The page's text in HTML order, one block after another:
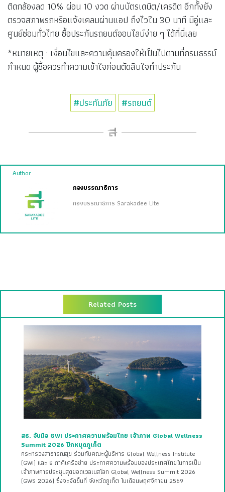
ติดกล้องลด 10% ผ่อน 10 งวด ผ่านบัตรเดบิต/เครดิต อีกทั้งยัง
ตรวจสภาพรถหรือแจ้งเคลมผ่านแอป ถึงไวใน 30 นาที มีอู่และ
ศูนย์ซ่อมทั่วไทย ซื้อประกันรถยนต์ออนไลน์ง่าย ๆ ได้ที่นี่เลย
*หมายเหตุ : เงื่อนไขและความคุ้มครองให้เป็นไปตามที่กรมธรรม์
กำหนด ผู้ซื้อควรทำความเข้าใจก่อนตัดสินใจทำประกัน
#ประกันภัย #รถยนต์
Author
กองบรรณาธิการ
กองบรรณาธิการ Sarakadee Lite
Related Posts
สธ. จับมือ GWI ประกาศความพร้อมไทย เจ้าภาพ Global Wellness
Summit 2026 ปักหมุดภูเก็ต
กระทรวงสาธารณสุข ร่วมกับคณะผู้บริหาร Global Wellness Institute
(GWI) และ 8 ภาคีเครือข่าย ประกาศความพร้อมของประเทศไทยในการเป็น
เจ้าภาพการประชุมสุดยอดเวลเนสโลก Global Wellness Summit 2026
(GWS 2026) ซึ่งจะจัดขึ้นที่ จังหวัดภูเก็ต ในเดือนพฤศจิกายน 2569